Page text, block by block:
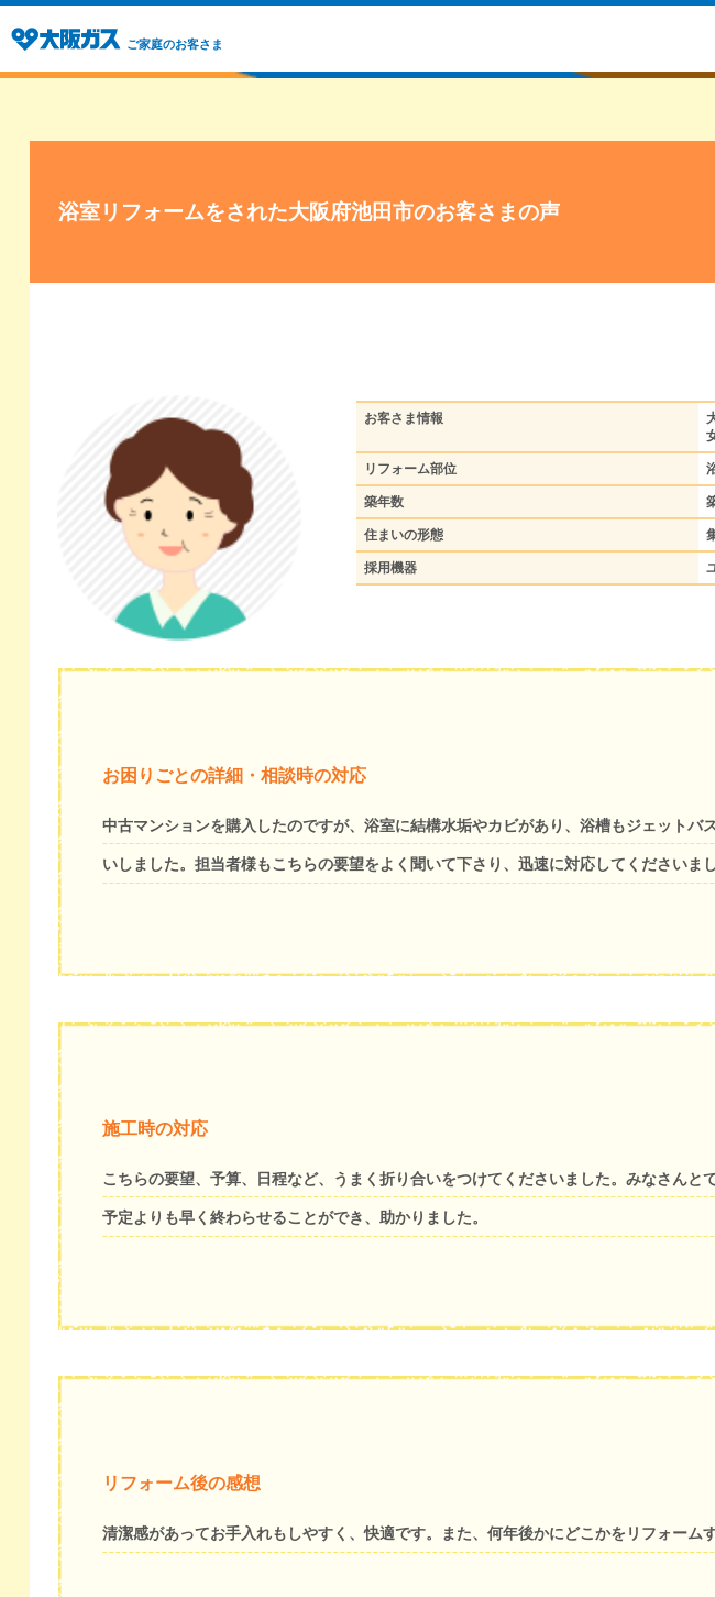
ご家庭のお客さま
浴室リフォームをされた大阪府池田市のお客さまの声
お客さま情報
リフォーム部位
築年数
住まいの形態
採用機器
お困りごとの詳細・相談時の対応
中古マンションを購入したのですが、浴室に結構水垢やカビがあり、浴槽もジェット
いしました。担当者様もこちらの要望をよく聞いて下さり、迅速に対応してくださいまし
施工時の対応
こちらの要望、予算、日程など、うまく折り合いをつけてくださいました。みなさん
予定よりも早く終わらせることができ、助かりました。
リフォーム後の感想
清潔感があってお手入れもしやすく、快適です。また、何年後かにどこかをリフォーム